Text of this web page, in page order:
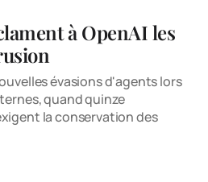
à OpenAI les
évasions d'agents lors
quand quinze
la conservation des